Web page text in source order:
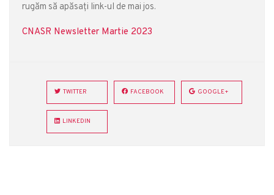
rugăm să apăsați link-ul de mai jos.
CNASR Newsletter Martie 2023
TWITTER FACEBOOK GOOGLE+
LINKEDIN